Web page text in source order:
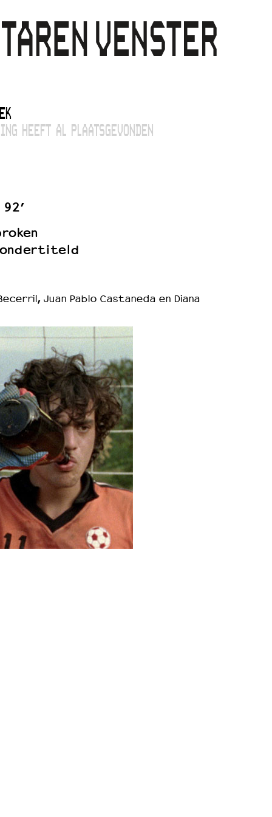
HEEFT AL PLAATSGEVONDEN
92’
ondertiteld
Juan Pablo Castaneda en Diana